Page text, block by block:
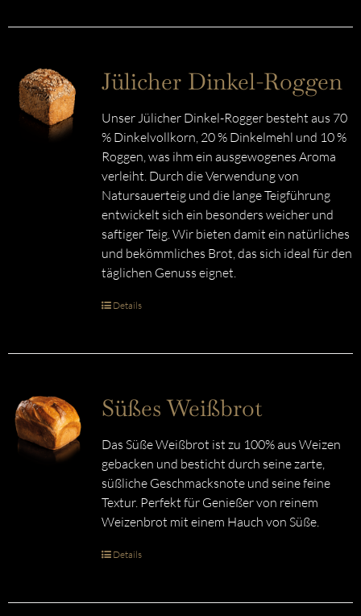
Jülicher Dinkel-Roggen
Unser Jülicher Dinkel-Rogger besteht aus 70
% Dinkelvollkorn, 20 % Dinkelmehl und 10 %
Roggen, was ihm ein ausgewogenes Aroma
verleiht. Durch die Verwendung von
Natursauerteig und die lange Teigführung
entwickelt sich ein besonders weicher und
saftiger Teig. Wir bieten damit ein natürliches
und bekömmliches Brot, das sich ideal für den
täglichen Genuss eignet.
Details
Süßes Weißbrot
Das Süße Weißbrot ist zu 100% aus Weizen
gebacken und besticht durch seine zarte,
süßliche Geschmacksnote und seine feine
Textur. Perfekt für Genießer von reinem
Weizenbrot mit einem Hauch von Süße.
Details